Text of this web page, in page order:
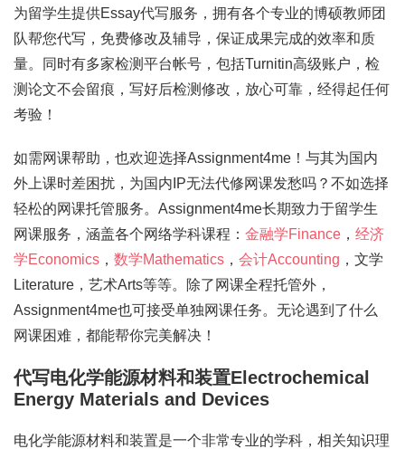
为留学生提供Essay代写服务，拥有各个专业的博硕教师团
队帮您代写，免费修改及辅导，保证成果完成的效率和质
量。同时有多家检测平台帐号，包括Turnitin高级账户，检
测论文不会留痕，写好后检测修改，放心可靠，经得起任何
考验！
如需网课帮助，也欢迎选择Assignment4me！与其为国内
外上课时差困扰，为国内IP无法代修网课发愁吗？不如选择
轻松的网课托管服务。Assignment4me长期致力于留学生
网课服务，涵盖各个网络学科课程： 金融学Finance ， 经济
学Economics ， 数学Mathematics ， 会计Accounting ，文学
Literature，艺术Arts等等。除了网课全程托管外，
Assignment4me也可接受单独网课任务。无论遇到了什么
网课困难，都能帮你完美解决！
代写电化学能源材料和装置Electrochemical
Energy Materials and Devices
电化学能源材料和装置是一个非常专业的学科，相关知识理